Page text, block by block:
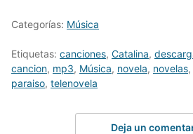
Categorías: Música
Etiquetas: canciones, Catalina,
cancion, mp3, Música, novela, novelas,
paraiso, telenovela
Deja un